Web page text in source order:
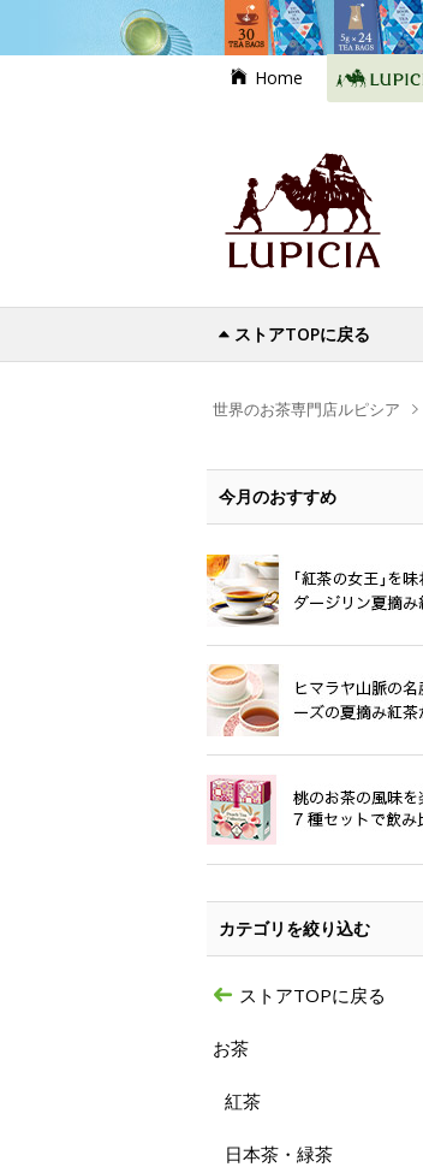
Home
ストアTOPに戻る
世界のお茶専門店ルピシア
今月のおすすめ
カテゴリを絞り込む
ストアTOPに戻る
お茶
紅茶
日本茶・緑茶